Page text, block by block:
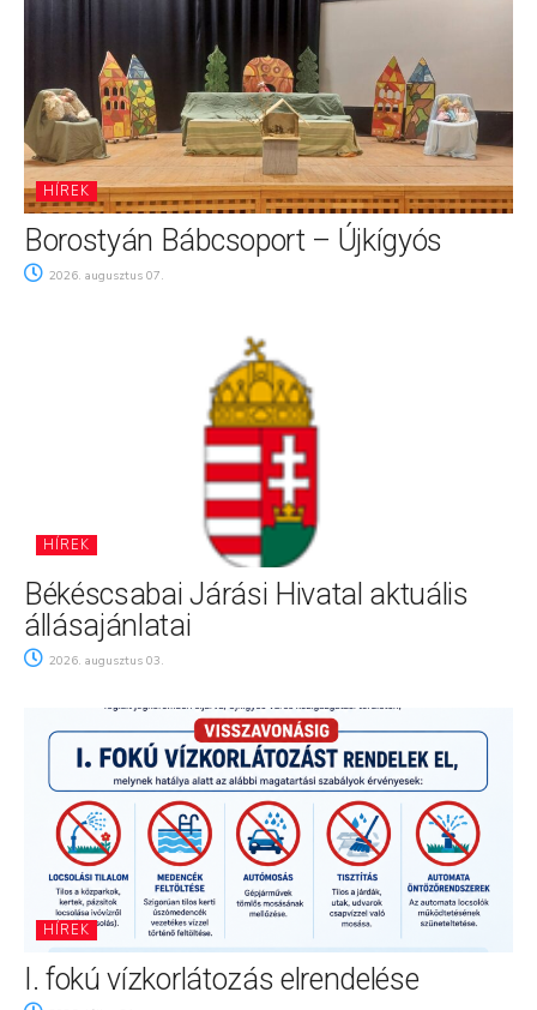
HÍREK
Borostyán Bábcsoport – Újkígyós
2026. augusztus 07.
HÍREK
Békéscsabai Járási Hivatal aktuális
állásajánlatai
2026. augusztus 03.
HÍREK
I. fokú vízkorlátozás elrendelése